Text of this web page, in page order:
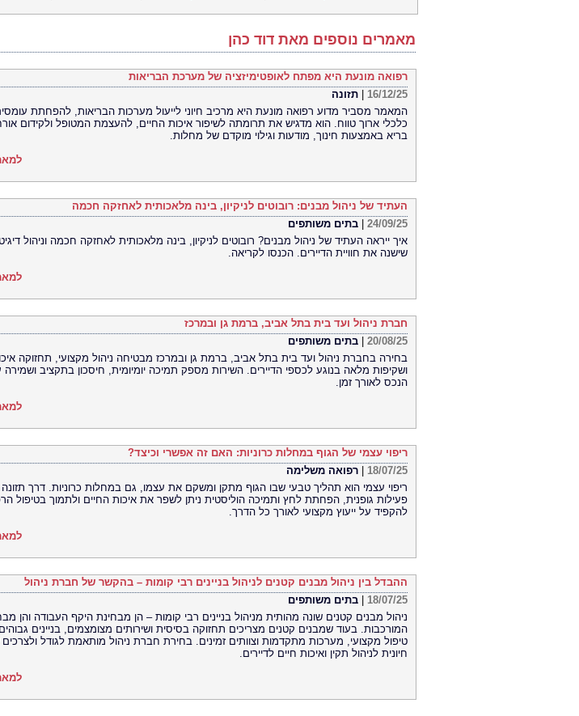
מאמרים נוספים מאת דוד כהן
רפואה מונעת היא מפתח לאופטימיזציה של מערכת הבריאות
16/12/25
תזונה
המאמר מסביר מדוע רפואה מונעת היא מרכיב חיוני לייעול מערכות הבריאות, להפחתת
כלכלי ארוך טווח. הוא מדגיש את תרומתה לשיפור איכות החיים, להעצמת המטופל ולקידום
בריא באמצעות חינוך, מודעות וגילוי מוקדם של מחלות.
העתיד של ניהול מבנים: רובוטים לניקיון, בינה מלאכותית לאחזקה חכמה
24/09/25
בתים משותפים
איך ייראה העתיד של ניהול מבנים? רובוטים לניקיון, בינה מלאכותית לאחזקה חכמה וניהול
שישנה את חוויית הדיירים. הכנסו לקריאה.
חברת ניהול ועד בית בתל אביב, ברמת גן ובמרכז
20/08/25
בתים משותפים
בחירה בחברת ניהול ועד בית בתל אביב, ברמת גן ובמרכז מבטיחה ניהול מקצועי, תחזוקה
ושקיפות מלאה בנוגע לכספי הדיירים. השירות מספק תמיכה יומיומית, חיסכון בתקציב
הנכס לאורך זמן.
ריפוי עצמי של הגוף במחלות כרוניות: האם זה אפשרי וכיצד?
18/07/25
רפואה משלימה
ריפוי עצמי הוא תהליך טבעי שבו הגוף מתקן ומשקם את עצמו, גם במחלות כרוניות. דרך תזונה
פעילות גופנית, הפחתת לחץ ותמיכה הוליסטית ניתן לשפר את איכות החיים ולתמוך בטיפול
להקפיד על ייעוץ מקצועי לאורך כל הדרך.
ההבדל בין ניהול מבנים קטנים לניהול בניינים רבי קומות – בהקשר של חברת ניהול
18/07/25
בתים משותפים
ניהול מבנים קטנים שונה מהותית מניהול בניינים רבי קומות – הן מבחינת היקף העבודה והן
המורכבות. בעוד שמבנים קטנים מצריכים תחזוקה בסיסית ושירותים מצומצמים, בניינים
טיפול מקצועי, מערכות מתקדמות וצוותים זמינים. בחירת חברת ניהול מותאמת לגודל
חיונית לניהול תקין ואיכות חיים לדיירים.